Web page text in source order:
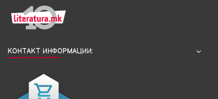
КОНТАКТ ИНФОРМАЦИИ: